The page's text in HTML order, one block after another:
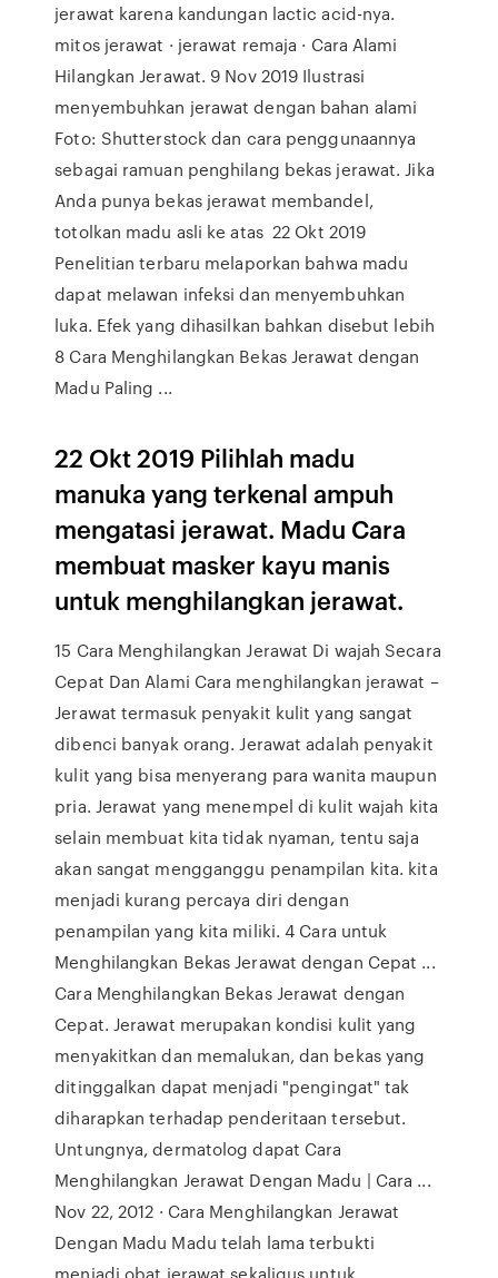
jerawat karena kandungan lactic acid-nya.
mitos jerawat · jerawat remaja · Cara Alami
Hilangkan Jerawat. 9 Nov 2019 Ilustrasi
menyembuhkan jerawat dengan bahan alami
Foto: Shutterstock dan cara penggunaannya
sebagai ramuan penghilang bekas jerawat. Jika
Anda punya bekas jerawat membandel,
totolkan madu asli ke atas 22 Okt 2019
Penelitian terbaru melaporkan bahwa madu
dapat melawan infeksi dan menyembuhkan
luka. Efek yang dihasilkan bahkan disebut lebih
8 Cara Menghilangkan Bekas Jerawat dengan
Madu Paling ...
22 Okt 2019 Pilihlah madu
manuka yang terkenal ampuh
mengatasi jerawat. Madu Cara
membuat masker kayu manis
untuk menghilangkan jerawat.
15 Cara Menghilangkan Jerawat Di wajah Secara
Cepat Dan Alami Cara menghilangkan jerawat –
Jerawat termasuk penyakit kulit yang sangat
dibenci banyak orang. Jerawat adalah penyakit
kulit yang bisa menyerang para wanita maupun
pria. Jerawat yang menempel di kulit wajah kita
selain membuat kita tidak nyaman, tentu saja
akan sangat mengganggu penampilan kita. kita
menjadi kurang percaya diri dengan
penampilan yang kita miliki. 4 Cara untuk
Menghilangkan Bekas Jerawat dengan Cepat ...
Cara Menghilangkan Bekas Jerawat dengan
Cepat. Jerawat merupakan kondisi kulit yang
menyakitkan dan memalukan, dan bekas yang
ditinggalkan dapat menjadi "pengingat" tak
diharapkan terhadap penderitaan tersebut.
Untungnya, dermatolog dapat Cara
Menghilangkan Jerawat Dengan Madu | Cara ...
Nov 22, 2012 · Cara Menghilangkan Jerawat
Dengan Madu Madu telah lama terbukti
menjadi obat jerawat sekaligus untuk